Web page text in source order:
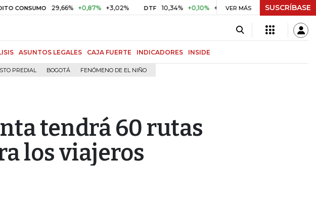
29,66% +0,87% +3,02% DTF 10,34% +0,10% +0,98% UVR $ 416,81 +$ 0,05
VER MÁS SUSCRÍBASE
ASUNTOS LEGALES CAJA FUERTE INDICADORES INSIDE
PREDIAL BOGOTÁ FENÓMENO DE EL NIÑO
tendrá 60 rutas
los viajeros